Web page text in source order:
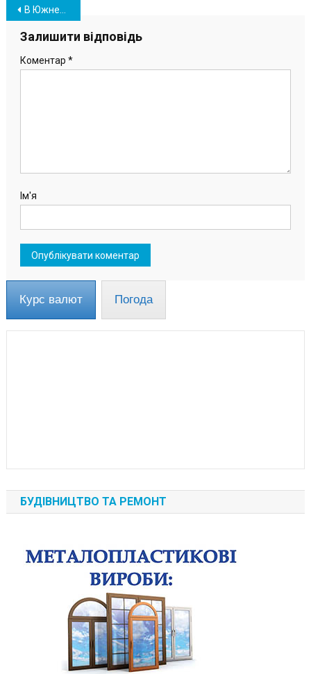
Навігація
записів
В Южненській громаді відзначили День захисників та захисниць
Залишити відповідь
Коментар *
Ім'я
Курс валют Погода
БУДІВНИЦТВО ТА РЕМОНТ